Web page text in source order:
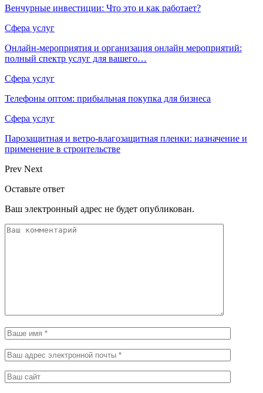
Венчурные инвестиции: Что это и как работает?
Сфера услуг
Онлайн-мероприятия и организация онлайн мероприятий:
полный спектр услуг для вашего…
Сфера услуг
Телефоны оптом: прибыльная покупка для бизнеса
Сфера услуг
Парозащитная и ветро-влагозащитная пленки: назначение и
применение в строительстве
Prev Next
Оставьте ответ
Ваш электронный адрес не будет опубликован.